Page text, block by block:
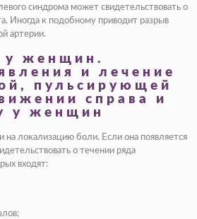
синдрома может свидетельствовать о
. Иногда к подобному приводит разрыв
артерии.
у женщин.
и лечение
пульсирующей
справа и
у женщин
на локализацию боли. Если она появляется
о течении ряда
входят: